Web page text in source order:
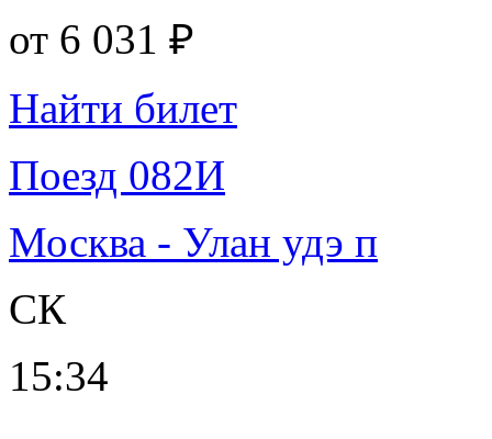
от 6 031 ₽
Найти билет
Поезд 082И
Москва - Улан удэ п
СК
15:34